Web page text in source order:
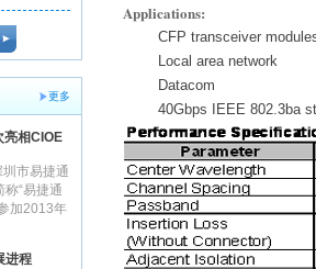
更多
亮相CIOE
市易捷通
“易捷通
加2013年
进程
Applications:
CFP transceiver
Local area network
Datacom
40Gbps IEEE 802.3ba